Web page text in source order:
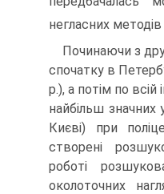
негласних методів
Починаючи з
спочатку в
р.), а потім по всій
найбільш значних
Києві) при
створені
роботі
околоточних